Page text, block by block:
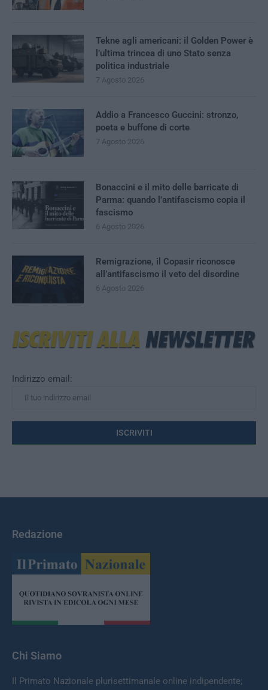
Indirizzo email:
Tekne agli americani: il Golden Power è
l’ultima trincea di uno Stato senza
politica industriale
7 Agosto 2026
Addio a Francesco Guccini: stronzo,
poeta e buffone di corte
7 Agosto 2026
Bonaccini e il mito delle barricate di
Parma: quando l’antifascismo copia il
fascismo
6 Agosto 2026
Remigrazione, il Copasir riconosce
all’antifascismo il veto del disordine
6 Agosto 2026
Redazione
Chi Siamo
Il Primato Nazionale plurisettimanale online indipendente;